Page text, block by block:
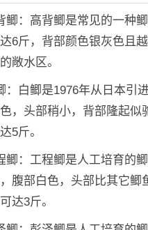
鲫：高背鲫是常见的一种
6斤，背部颜色银灰色且
敞水区。
：白鲫是1976年从日本引
，头部稍小，背部隆起
5斤。
鲫：工程鲫是人工培育的
腹部白色，头部比其它
达3斤。